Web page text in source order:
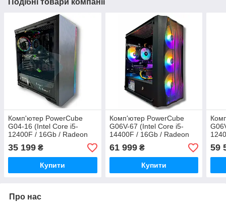
Комп'ютер PowerCube
G04-16 (Intel Core i5-
12400F / 16Gb / Radeon
RX 6600 8GB / SSD 1Tb /
500W / USB 3.2)
35 199 ₴
Купити
Комп'ютер PowerCube
G06V-67 (Intel Core i5-
14400F / 16Gb / Radeon
RX 9060 XT 16GB / SSD
512Gb / 500W / USB 3.2)
61 999₴
Купити
RX
59
Про нас